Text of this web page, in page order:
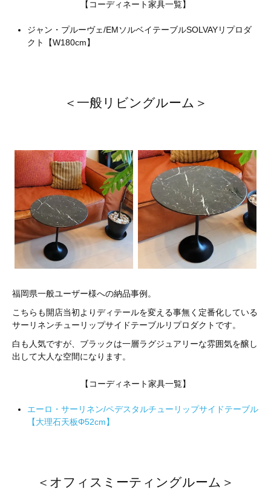
【コーディネート家具一覧】
ジャン・プルーヴェ/EMソルベイテーブルSOLVAYリプロダ
クト【W180cm】
＜一般リビングルーム＞
福岡県一般ユーザー様への納品事例。
こちらも開店当初よりディテールを変える事無く定番化している
サーリネンチューリップサイドテーブルリプロダクトです。
白も人気ですが、ブラックは一層ラグジュアリーな雰囲気を醸し
出して大人な空間になります。
【コーディネート家具一覧】
エーロ・サーリネン/ペデスタルチューリップサイドテーブル
【大理石天板Φ52cm】
＜オフィスミーティングルーム＞